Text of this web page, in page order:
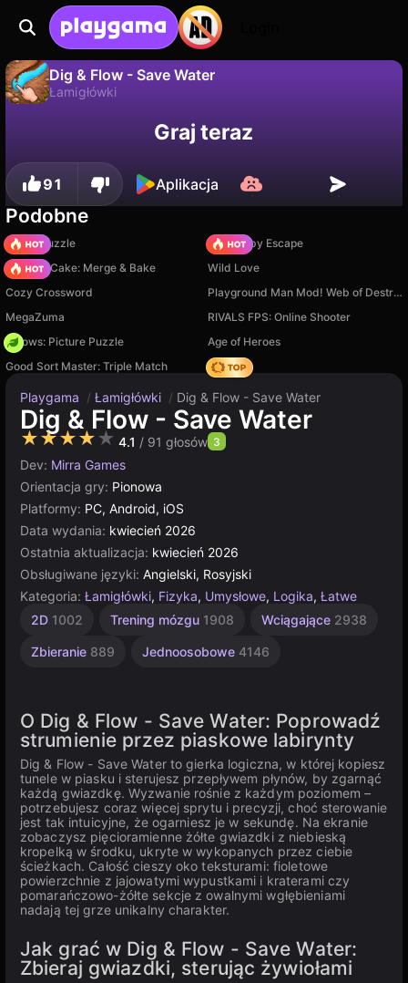
Dig & Flow - Save Water
Łamigłówki
Zapisz postępy! Nie
Graj teraz
91 Aplikacja
Podobne
Arrow Puzzle
Your Obby Escape
Piece of Cake: Merge & Bake
Wild Love
Cozy Crossword
Playground Man Mod! Web of Destruction!
MegaZuma
RIVALS FPS: Online Shooter
Arrows: Picture Puzzle
Age of Heroes
Good Sort Master: Triple Match
Hedgies
Playgama / Łamigłówki / Dig & Flow - Save Water
Dig & Flow - Save Water
★★★★★ 4.1 / 91 głosów 3
Dev: Mirra Games
Orientacja gry: Pionowa
Platformy: PC, Android, iOS
Data wydania: kwiecień 2026
Ostatnia aktualizacja: kwiecień 2026
Obsługiwane języki: Angielski, Rosyjski
Kategoria: Łamigłówki, Fizyka, Umysłowe, Logika, Łatwe
2D 1002 Trening mózgu 1908 Wciągające 2938
Zbieranie 889 Jednoosobowe 4146
O Dig & Flow - Save Water: Poprowadź
strumienie przez piaskowe labirynty
Dig & Flow - Save Water to gierka logiczna, w której kopiesz
tunele w piasku i sterujesz przepływem płynów, by zgarnąć
każdą gwiazdkę. Wyzwanie rośnie z każdym poziomem –
potrzebujesz coraz więcej sprytu i precyzji, choć sterowanie
jest tak intuicyjne, że ogarniesz je w sekundę. Na ekranie
zobaczysz pięcioramienne żółte gwiazdki z niebieską
kropelką w środku, ukryte w wykopanych przez ciebie
ścieżkach. Całość cieszy oko teksturami: fioletowe
powierzchnie z jajowatymi wypustkami i kraterami czy
pomarańczowo-żółte sekcje z owalnymi wgłębieniami
nadają tej grze unikalny charakter.
Jak grać w Dig & Flow - Save Water:
Zbieraj gwiazdki, sterując żywiołami